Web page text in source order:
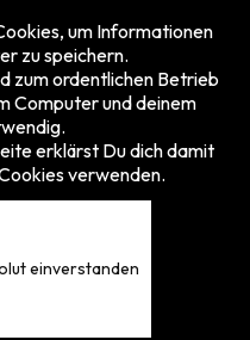
um Informationen
zu speichern.
zum ordentlichen Betrieb
Computer und deinem
erklärst Du dich damit
verwenden.
einverstanden